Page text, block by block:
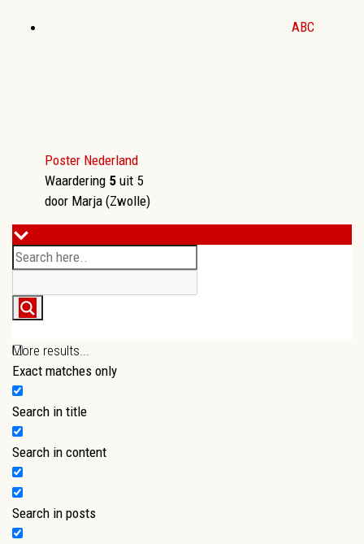
ABC
Poster Nederland
Waardering 5 uit 5
door Marja (Zwolle)
More results...
Exact matches only
Search in title
Search in content
Search in posts